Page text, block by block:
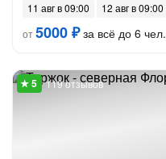
11 авг в 09:00
12 авг в 09:00
от5000 ₽за всё до 6 чел.
119 отзывов